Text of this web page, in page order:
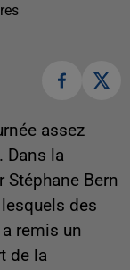
assez
Dans la
Bern
des
remis un
de la